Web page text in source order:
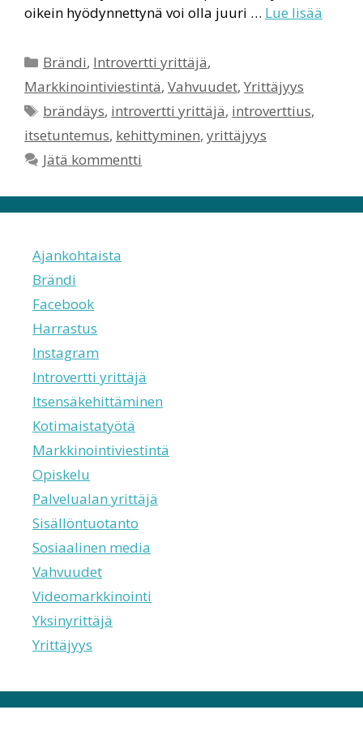
oikein hyödynnettynä voi olla juuri … Lue lisää
Kategoriat
Brändi, Introvertti yrittäjä,
Markkinointiviestintä, Vahvuudet, Yrittäjyys
Avainsanat
brändäys, introvertti yrittäjä, introverttius,
itsetuntemus, kehittyminen, yrittäjyys
Jätä kommentti
Ajankohtaista
Brändi
Facebook
Harrastus
Instagram
Introvertti yrittäjä
Itsensäkehittäminen
Kotimaistatyötä
Markkinointiviestintä
Opiskelu
Palvelualan yrittäjä
Sisällöntuotanto
Sosiaalinen media
Vahvuudet
Videomarkkinointi
Yksinyrittäjä
Yrittäjyys